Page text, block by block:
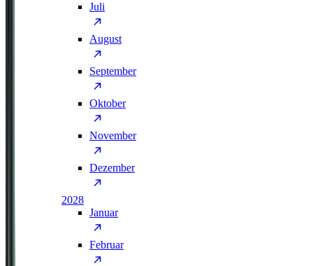
Juli
August
September
Oktober
November
Dezember
2028
Januar
Februar